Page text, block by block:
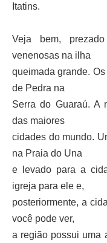
Itatins.
Veja bem,
venenosas na ilha
queimada grande.
de Pedra na
Serra do Guaraú. A
das maiores
cidades do mundo.
na Praia do Una
e levado para a
igreja para ele e,
posteriormente, a
você pode ver,
a região possui uma